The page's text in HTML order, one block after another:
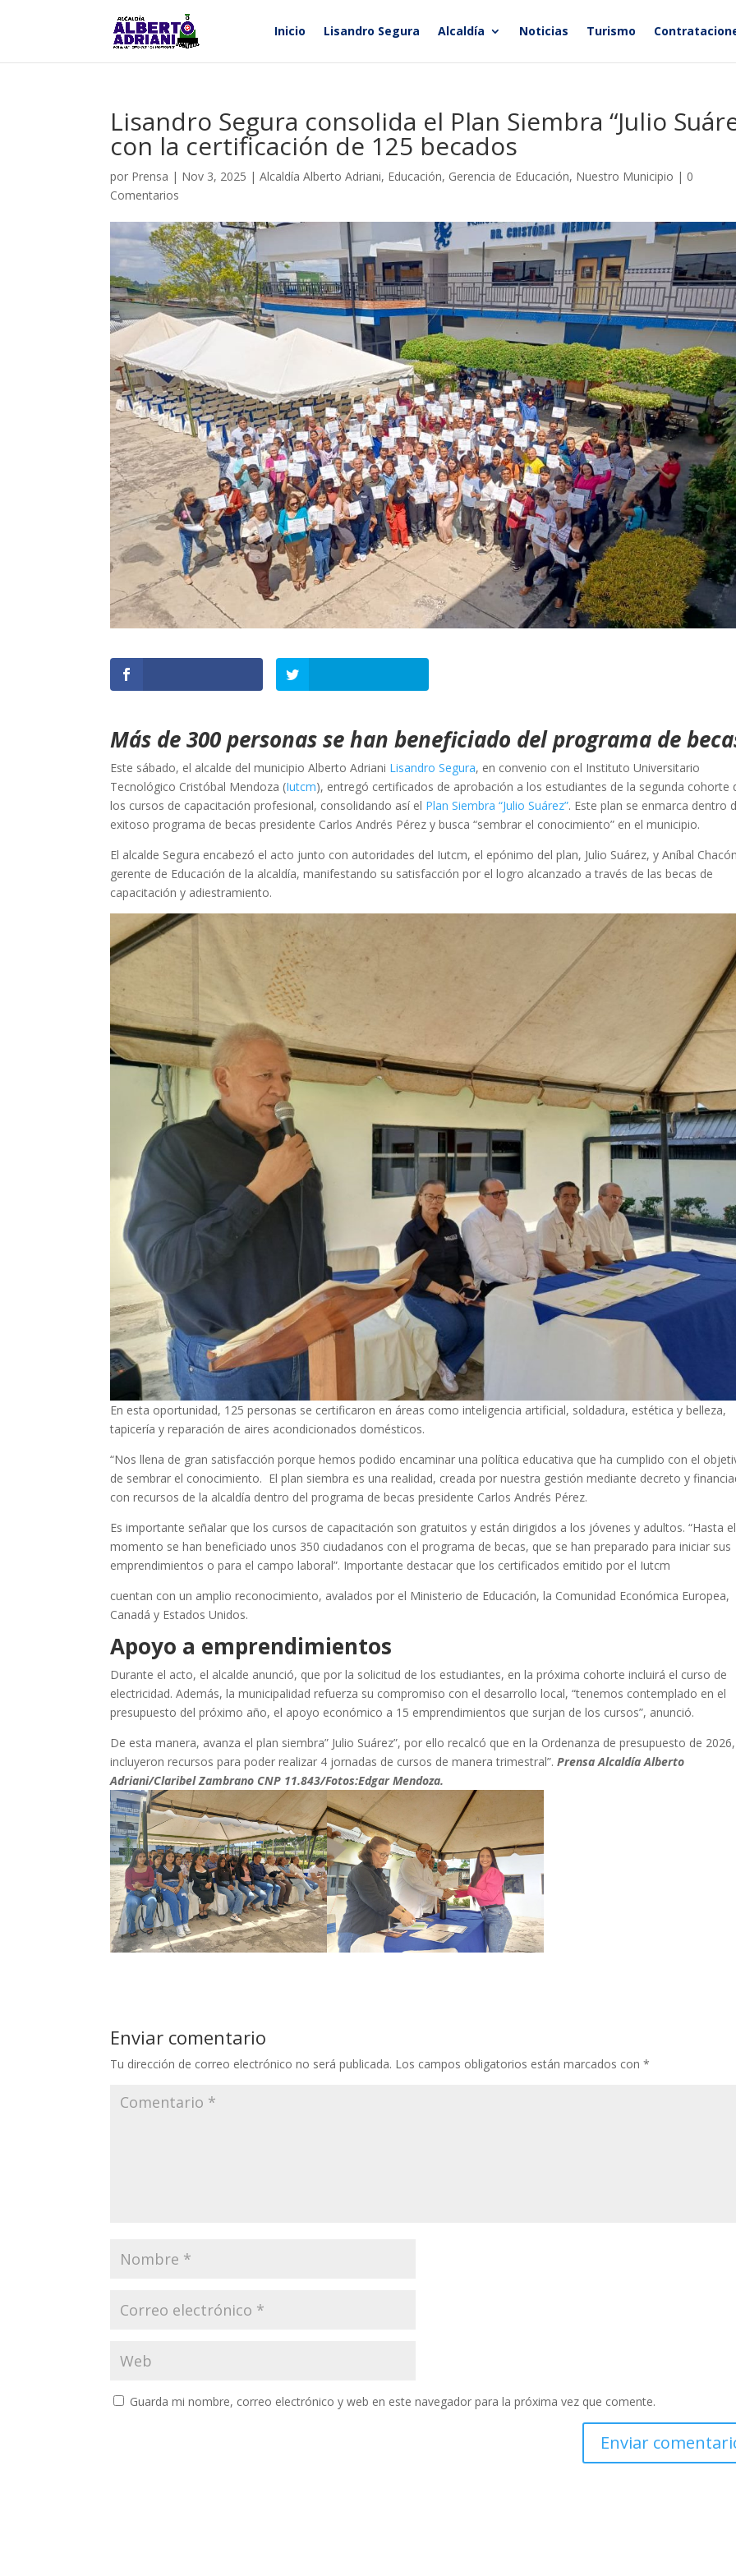
Inicio Lisandro Segura Alcaldía Noticias Turismo
Lisandro Segura consolida el Plan Siembra “Julio
con la certificación de 125 becados
por Prensa | Nov 3, 2025 |Alcaldía Alberto Adriani, Educación, Gerencia de Educación, Nuestro Municipio | 0
Comentarios
Más de 300 personas se han beneficiado del programa de
Este sábado, el alcalde del municipio Alberto Adriani Lisandro Segura, en convenio con el Instituto Universitario
Tecnológico Cristóbal Mendoza (Iutcm), entregó certificados de aprobación a los estudiantes de la segunda cohorte
los cursos de capacitación profesional, consolidando así el Plan Siembra “Julio Suárez”. Este plan se enmarca dentro
exitoso programa de becas presidente Carlos Andrés Pérez y busca “sembrar el conocimiento” en el municipio.
El alcalde Segura encabezó el acto junto con autoridades del Iutcm, el epónimo del plan, Julio Suárez, y Aníbal
gerente de Educación de la alcaldía, manifestando su satisfacción por el logro alcanzado a través de las becas de
capacitación y adiestramiento.
En esta oportunidad, 125 personas se certificaron en áreas como inteligencia artificial, soldadura, estética y belleza,
tapicería y reparación de aires acondicionados domésticos.
“Nos llena de gran satisfacción porque hemos podido encaminar una política educativa que ha cumplido con el
de sembrar el conocimiento. El plan siembra es una realidad, creada por nuestra gestión mediante decreto y
con recursos de la alcaldía dentro del programa de becas presidente Carlos Andrés Pérez.
Es importante señalar que los cursos de capacitación son gratuitos y están dirigidos a los jóvenes y adultos. “Hasta el
momento se han beneficiado unos 350 ciudadanos con el programa de becas, que se han preparado para iniciar sus
emprendimientos o para el campo laboral”. Importante destacar que los certificados emitido por el Iutcm
cuentan con un amplio reconocimiento, avalados por el Ministerio de Educación, la Comunidad Económica Europea,
Canadá y Estados Unidos.
Apoyo a emprendimientos
Durante el acto, el alcalde anunció, que por la solicitud de los estudiantes, en la próxima cohorte incluirá el curso de
electricidad. Además, la municipalidad refuerza su compromiso con el desarrollo local, “tenemos contemplado en el
presupuesto del próximo año, el apoyo económico a 15 emprendimientos que surjan de los cursos”, anunció.
De esta manera, avanza el plan siembra” Julio Suárez”, por ello recalcó que en la Ordenanza de presupuesto de
incluyeron recursos para poder realizar 4 jornadas de cursos de manera trimestral”.Prensa Alcaldía Alberto
Adriani/Claribel Zambrano CNP 11.843/Fotos:Edgar Mendoza.
Enviar comentario
Tu dirección de correo electrónico no será publicada. Los campos obligatorios están marcados con*
Guarda mi nombre, correo electrónico y web en este navegador para la próxima vez que comente.